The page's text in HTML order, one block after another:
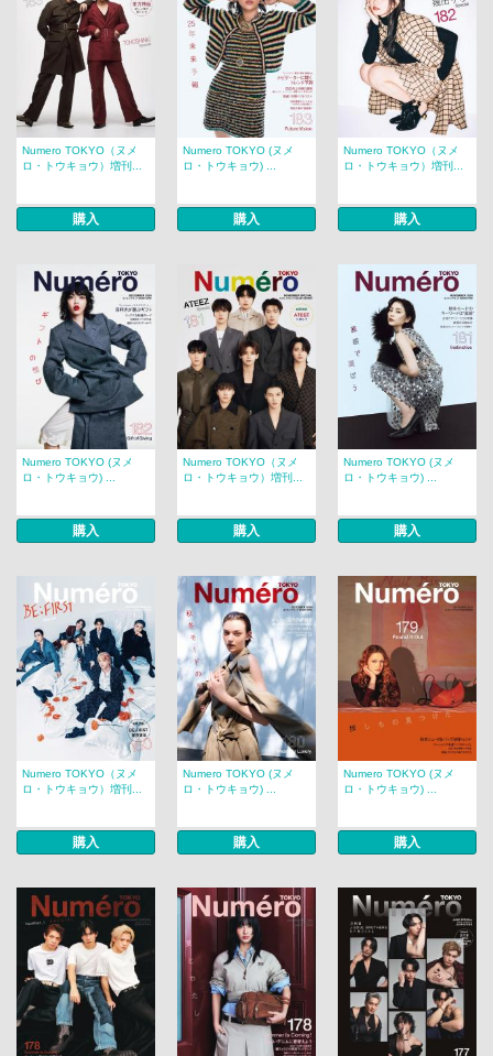
Numero TOKYO（ヌメ
ロ・トウキョウ）増刊...
購入
Numero TOKYO (ヌメ
ロ・トウキョウ) ...
購入
Numero TOKYO（ヌメ
ロ・トウキョウ）増刊...
購入
Numero TOKYO (ヌメ
ロ・トウキョウ) ...
購入
Numero TOKYO（ヌメ
ロ・トウキョウ）増刊...
購入
Numero TOKYO (ヌメ
ロ・トウキョウ) ...
購入
Numero TOKYO（ヌメ
ロ・トウキョウ）増刊...
購入
Numero TOKYO (ヌメ
ロ・トウキョウ) ...
購入
Numero TOKYO (ヌメ
ロ・トウキョウ) ...
購入